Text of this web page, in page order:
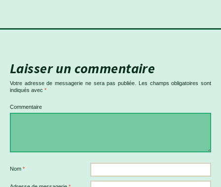
Laisser un commentaire
Votre adresse de messagerie ne sera pas publiée.
Les champs obligatoires sont
indiqués avec *
Commentaire
Nom *